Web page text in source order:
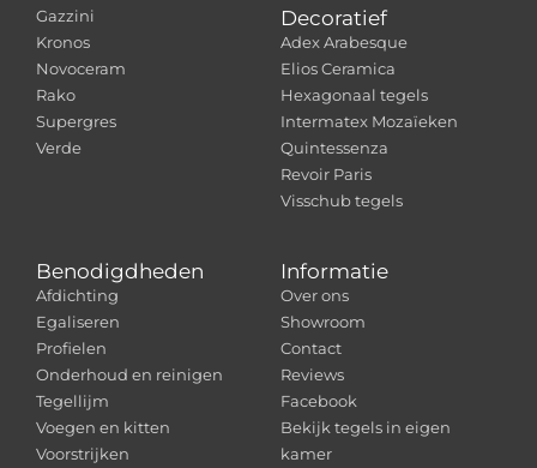
Gazzini
Kronos
Novoceram
Rako
Supergres
Verde
Decoratief
Adex Arabesque
Elios Ceramica
Hexagonaal tegels
Intermatex Mozaïeken
Quintessenza
Revoir Paris
Visschub tegels
Benodigdheden
Afdichting
Egaliseren
Profielen
Onderhoud en reinigen
Tegellijm
Voegen en kitten
Voorstrijken
Informatie
Over ons
Showroom
Contact
Reviews
Facebook
Bekijk tegels in eigen
kamer